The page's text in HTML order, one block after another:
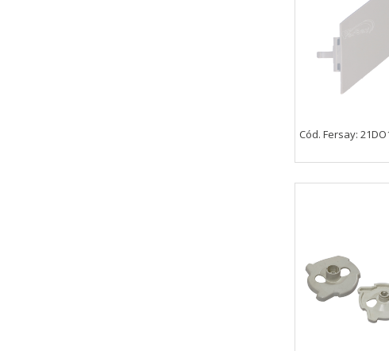
Cód. Fersay:
información de identificación personal.
COOKIELEGALFERSAY, VSF904,
Estas cookies nos permiten contar
ayudan a saber qué páginas son las
Estas cookies pueden ser
empresas para crear un perfil de
personal, sino que se basan en la